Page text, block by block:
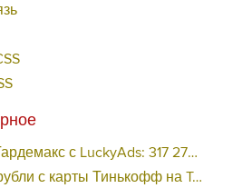
317 279 рублей за 10 дней - «Надо знать»
Тинькофф на Tether ERC20 (USDT)?